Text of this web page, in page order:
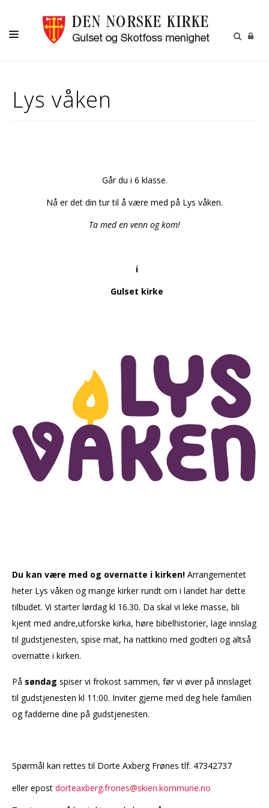
LILLEFOT BARNEHAGE
Lys våken
Går du i 6 klasse.
Nå er det din tur til å være med på Lys våken.
Ta med en venn og kom!
i
Gulset kirke
Du kan være med og overnatte i kirken! Arrangementet
heter Lys våken og mange kirker rundt om i landet har dette
tilbudet. Vi starter lørdag kl 16.30. Da skal vi leke masse, bli
kjent med andre,utforske kirka, høre bibelhistorier, lage innslag
til gudstjenesten, spise mat, ha nattkino med godteri og altså
overnatte i kirken.
På søndag spiser vi frokost sammen, før vi øver på innslaget
til gudstjenesten kl 11:00. Inviter gjerne med deg hele familien
og fadderne dine på gudstjenesten.
Spørmål kan rettes til Dorte Axberg Frønes tlf. 47342737
eller epost dorteaxberg.frones@skien.kommune.no